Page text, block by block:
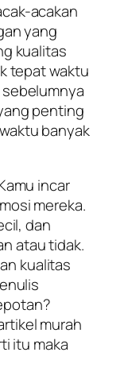
acakan
yang
kualitas
tepat waktu
penting
banyak
incar
mereka.
dan
atau tidak.
kualitas
murah
itu maka